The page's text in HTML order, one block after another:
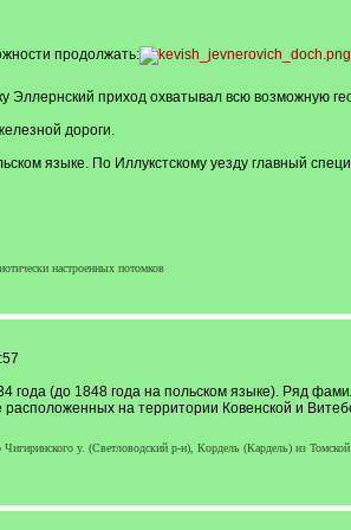
продолжать:
приход охватывал всю возможную
дороги.
языке. По Иллукстскому уезду главный
настроенных потомков
(до 1848 года на польском языке). Ряд
на территории Ковенской и
у. (Светловодский р-н), Кордель (Кардель) из